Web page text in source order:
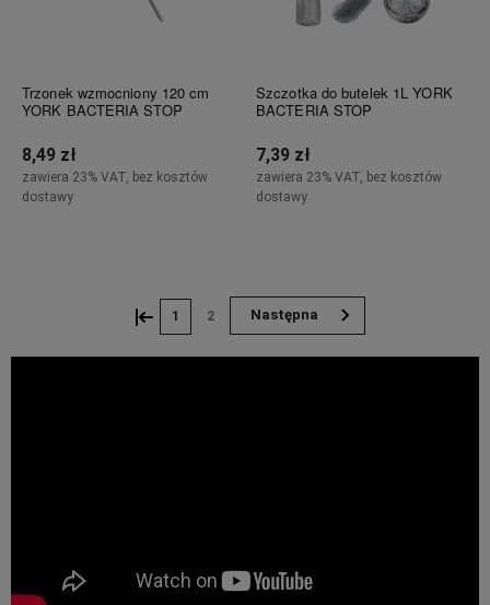
Trzonek wzmocniony 120 cm
YORK BACTERIA STOP
8,49 zł
zawiera 23% VAT, bez kosztów
dostawy
Szczotka do butelek 1L YORK
BACTERIA STOP
7,39 zł
zawiera 23% VAT, bez kosztów
dostawy
« 1 2